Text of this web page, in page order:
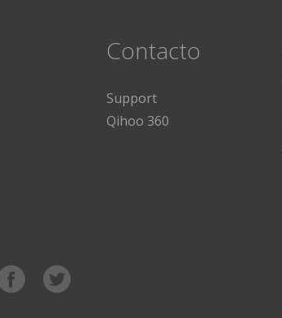
Contacto
Support
Qihoo 360